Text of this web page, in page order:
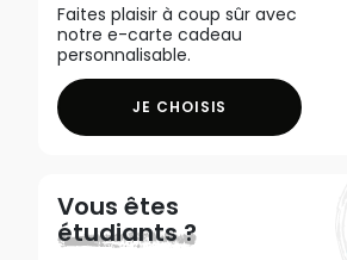
Faites plaisir à coup sûr avec
notre e-carte cadeau
personnalisable.
JE CHOISIS
Vous êtes
étudiants ?